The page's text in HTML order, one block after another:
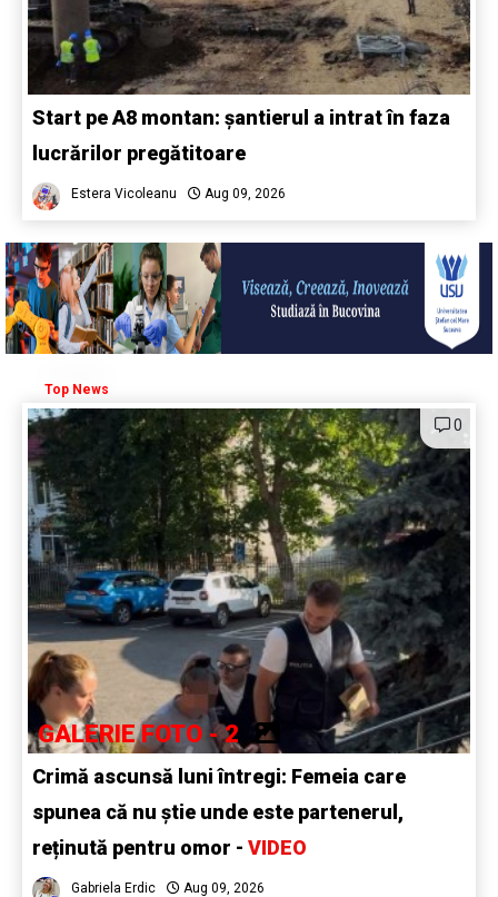
Start pe A8 montan: șantierul a intrat în faza
lucrărilor pregătitoare
Estera Vicoleanu Aug 09, 2026
Top News
0
GALERIE FOTO - 2
Crimă ascunsă luni întregi: Femeia care
spunea că nu știe unde este partenerul,
reținută pentru omor - VIDEO
Gabriela Erdic Aug 09, 2026